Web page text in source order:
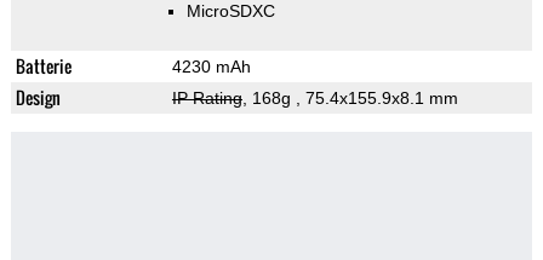
MicroSDXC
Batterie 4230 mAh
Design IP Rating, 168g , 75.4x155.9x8.1 mm